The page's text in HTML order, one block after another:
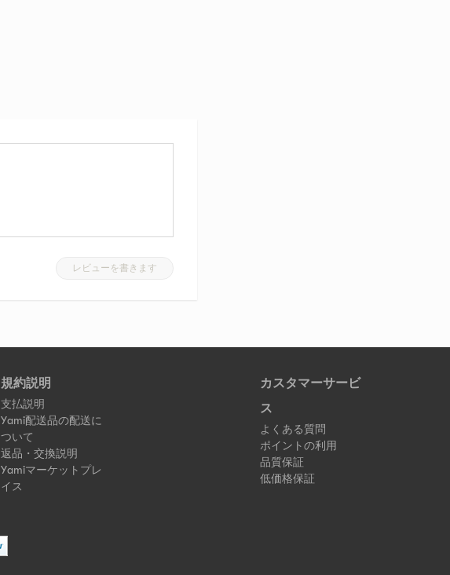
レビューを書きます
規約説明
支払説明
Yami配送品の配送に
ついて
返品・交換説明
Yamiマーケットプレ
イス
カスタマーサービ
ス
よくある質問
ポイントの利用
品質保証
低価格保証